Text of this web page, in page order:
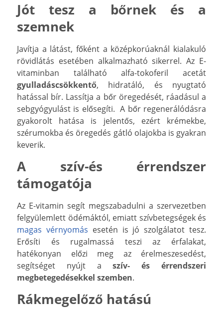
Jót tesz a bőrnek és a
szemnek
Javítja a látást, főként a középkorúaknál kialakuló
rövidlátás esetében alkalmazható sikerrel. Az E-
vitaminban található alfa-tokoferil acetát
gyulladáscsökkentő, hidratáló, és nyugtató
hatással bír. Lassítja a bőr öregedését, ráadásul a
sebgyógyulást is elősegíti. A bőr regenerálódásra
gyakorolt hatása is jelentős, ezért krémekbe,
szérumokba és öregedés gátló olajokba is gyakran
keverik.
A szív-és érrendszer
támogatója
Az E-vitamin segít megszabadulni a szervezetben
felgyülemlett ödémáktól, emiatt szívbetegségek és
magas vérnyomás esetén is jó szolgálatot tesz.
Erősíti és rugalmassá teszi az érfalakat,
hatékonyan előzi meg az érelmeszesedést,
segítséget nyújt aszív- és érrendszeri
megbetegedésekkel szemben.
Rákmegelőző hatású